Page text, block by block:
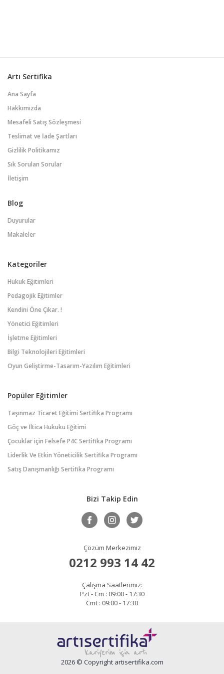
Artı Sertifika
Ana Sayfa
Hakkımızda
Mesafeli Satış Sözleşmesi
Teslimat ve İade Şartları
Gizlilik Politikamız
Sık Sorulan Sorular
İletişim
Blog
Duyurular
Makaleler
Kategoriler
Hukuk Eğitimleri
Pedagojik Eğitimler
Kendini Öne Çıkar. !
Yönetici Eğitimleri
İşletme Eğitimleri
Bilgi Teknolojileri Eğitimleri
Oyun Geliştirme-Tasarım-Yazılım Eğitimleri
Popüler Eğitimler
Taşınmaz Ticaret Eğitimi Sertifika Programı
Göç ve İltica Hukuku Eğitimi
Çocuklar için Felsefe P4C Sertifika Programı
Liderlik Ve Etkin Yöneticilik Sertifika Programı
Satış Danışmanlığı Sertifika Programı
Bizi Takip Edin
Çözüm Merkezimiz
0212 993 14 42
Çalışma Saatlerimiz:
Pzt - Cm : 09:00 - 17:30
Cmt : 09:00 - 17:30
2026 © Copyright artisertifika.com